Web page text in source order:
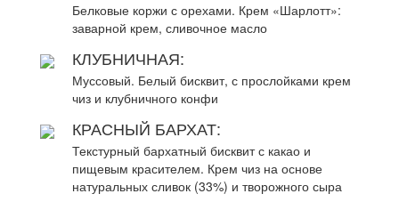
Белковые коржи с орехами. Крем «Шарлотт»:
заварной крем, сливочное масло
КЛУБНИЧНАЯ:
Муссовый. Белый бисквит, с прослойками крем
чиз и клубничного конфи
КРАСНЫЙ БАРХАТ:
Текстурный бархатный бисквит с какао и
пищевым красителем. Крем чиз на основе
натуральных сливок (33%) и творожного сыра